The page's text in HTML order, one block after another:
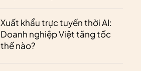
Xuất khẩu trực tuyến thời AI:
Doanh nghiệp Việt tăng tốc
thế nào?